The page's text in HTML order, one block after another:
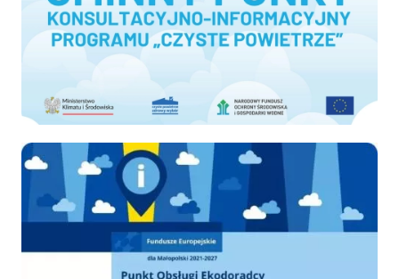
Ekodoradca